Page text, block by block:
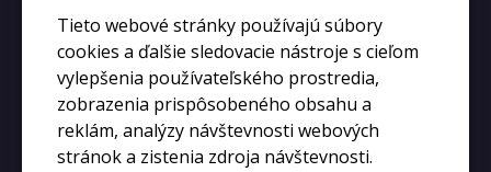
+420 728 633 166
info@kupiphone.cz
Tieto webové stránky používajú súbory
cookies a ďalšie sledovacie nástroje s cieľom
vylepšenia používateľského prostredia,
zobrazenia prispôsobeného obsahu a
reklám, analýzy návštevnosti webových
stránok a zistenia zdroja návštevnosti.